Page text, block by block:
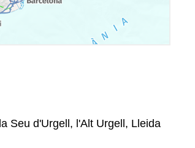
Seu d'Urgell, l'Alt Urgell, Lleida